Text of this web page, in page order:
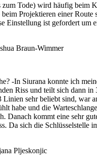
Tode) wird häufig beim
Projektieren einer
Einstellung ist gefordert um
Braun-Wimmer
-In Siurana konnte ich
Riss und teilt sich dann
sehr beliebt sind, war
habe und die
Danach kommt eine sehr
Da sich die Schlüsselstelle
Pljeskonjic